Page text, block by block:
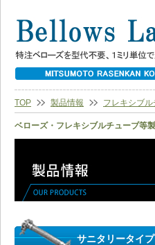
TOP 製品情報 フレキシブ
ベローズ・フレキシブルチューブ等製
サニタリータイ